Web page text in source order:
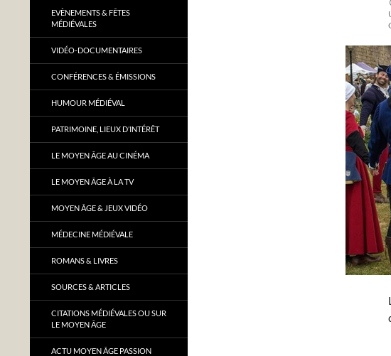
EVÈNEMENTS & FÊTES
MÉDIÉVALES
VIDÉO-DOCUMENTAIRES
CONFÉRENCES & ÉMISSIONS
HUMOUR MÉDIÉVAL
PATRIMOINE, LIEUX D’INTÉRÊT
LE MOYEN ÂGE AU CINÉMA
LE MOYEN ÂGE À LA TV
MOYEN ÂGE & JEUX VIDÉO
MÉDECINE MÉDIÉVALE
ROMANS & LIVRES
SOURCES & ARTICLES
CITATIONS MÉDIÉVALES OU SUR
LE MOYEN ÂGE
ACTU MOYEN ÂGE PASSION